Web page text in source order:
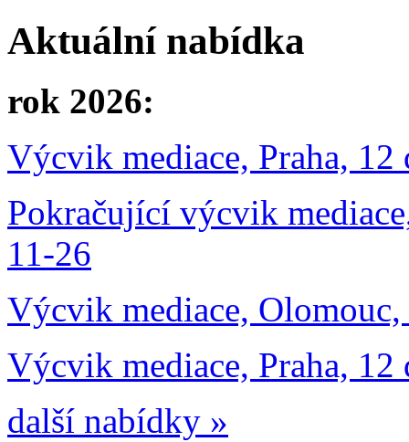
Aktuální nabídka
rok 2026:
Výcvik mediace, Praha,
Pokračující výcvik
11-26
Výcvik mediace,
Výcvik mediace, Praha,
další nabídky »